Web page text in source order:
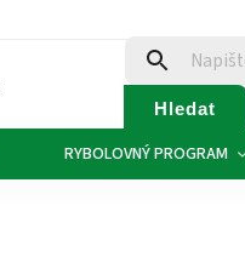
Hledat
RYBOLOVNÝ PROGRAM